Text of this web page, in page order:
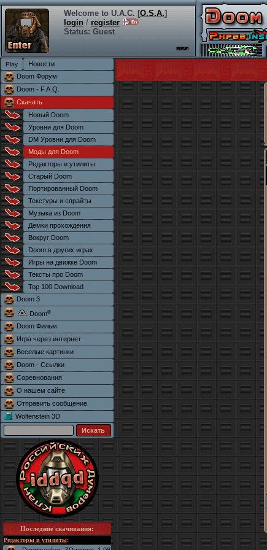
Welcome to U.A.C. [O.S.A.]
login / register
Status: Guest
Новости
Doom Форум
Doom - F.A.Q.
Скачать
Новый Doom
Уровни для Doom
DM Уровни для Doom
Моды для Doom
Редакторы и утилиты
Старый Doom
Портированный Doom
Текстуры и спрайты
Музыка из Doom
Демки прохождения
Вокруг Doom
Doom в других играх
Игры на движке Doom
Тексты про Doom
Top 100 Download
Doom 3
Doom®
Doom Фильм
Игра через интернет
Веселые картинки
Doom - Ссылки
Соревнования
О нашем сайте
Отправить сообщение
Wolfenstein 3D
Последние скачивания:
Редакторы и утилиты: